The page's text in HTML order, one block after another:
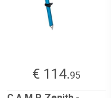
€ 114.95